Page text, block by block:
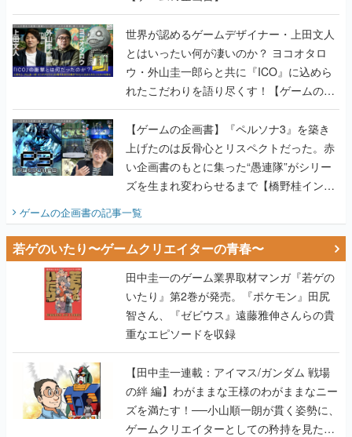
世界が認めるゲームデザイナー・上田文人
とはいったい何が凄いのか？ ヨコオタロ
ウ・外山圭一郎らと共に『ICO』に込めら
れたこだわりを語り尽くす！【ゲームの企
画書】
【ゲームの企画書】『ペルソナ3』を築き
上げたのは反骨心とリスペクトだった。赤
い企画書のもとに集った“愚連隊”がシリー
ズを生まれ変わらせるまで【橋野桂インタ
ゲームの企画書の記事一覧
若ゲのいたり〜ゲームクリエイターの青春〜
田中圭一のゲーム業界取材マンガ『若ゲの
いたり』第2巻が発売。『ポケモン』田尻
智さん、『ゼビウス』遠藤雅伸さんらの貴
重なエピソードを収録
【田中圭一連載：アイマス/ガンダム 戦場
の絆 編】わがままな王様のわがままなニー
ズを満たす！──小山順一朗が貫く姿勢に、
ゲームクリエイターとしての矜持を見た